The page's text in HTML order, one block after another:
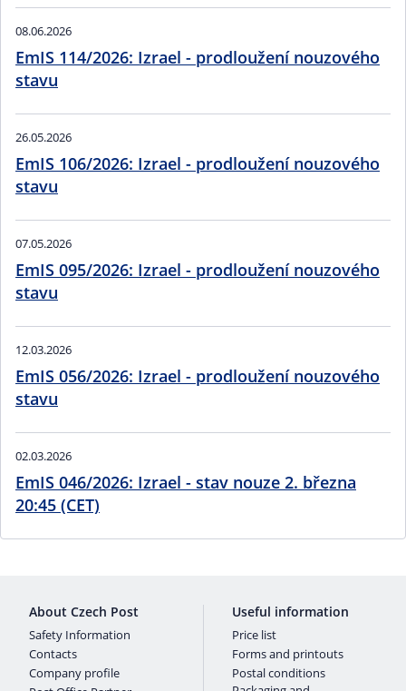
08.06.2026
EmIS 114/2026: Izrael - prodloužení nouzového
stavu
26.05.2026
EmIS 106/2026: Izrael - prodloužení nouzového
stavu
07.05.2026
EmIS 095/2026: Izrael - prodloužení nouzového
stavu
12.03.2026
EmIS 056/2026: Izrael - prodloužení nouzového
stavu
02.03.2026
EmIS 046/2026: Izrael - stav nouze 2. března
20:45 (CET)
About Czech Post
Safety Information
Contacts
Company profile
Useful information
Price list
Forms and printouts
Postal conditions